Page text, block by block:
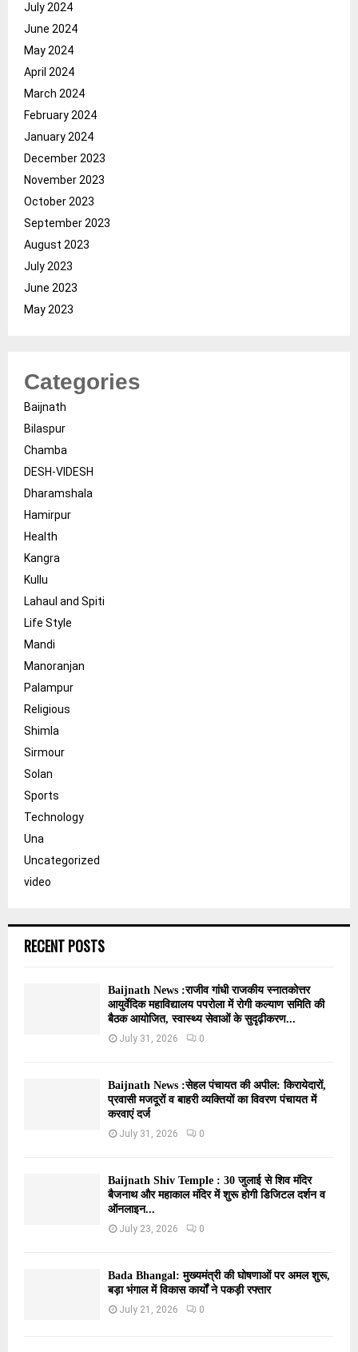
July 2024
June 2024
May 2024
April 2024
March 2024
February 2024
January 2024
December 2023
November 2023
October 2023
September 2023
August 2023
July 2023
June 2023
May 2023
Categories
Baijnath
Bilaspur
Chamba
DESH-VIDESH
Dharamshala
Hamirpur
Health
Kangra
Kullu
Lahaul and Spiti
Life Style
Mandi
Manoranjan
Palampur
Religious
Shimla
Sirmour
Solan
Sports
Technology
Una
Uncategorized
video
RECENT POSTS
Baijnath News :राजीव गांधी राजकीय स्नातकोत्तर
आयुर्वेदिक महाविद्यालय पपरोला में रोगी कल्याण समिति की
बैठक आयोजित, स्वास्थ्य सेवाओं के सुदृढ़ीकरण...
July 31, 2026 0
Baijnath News :सेहल पंचायत की अपील: किरायेदारों,
प्रवासी मजदूरों व बाहरी व्यक्तियों का विवरण पंचायत में
करवाएं दर्ज
July 31, 2026 0
Baijnath Shiv Temple : 30 जुलाई से शिव मंदिर
बैजनाथ और महाकाल मंदिर में शुरू होगी डिजिटल दर्शन व
ऑनलाइन...
July 23, 2026 0
Bada Bhangal: मुख्यमंत्री की घोषणाओं पर अमल शुरू,
बड़ा भंगाल में विकास कार्यों ने पकड़ी रफ्तार
July 21, 2026 0